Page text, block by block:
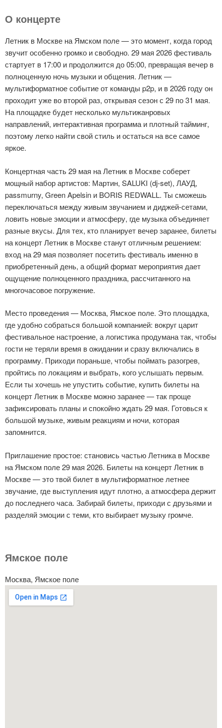
О концерте
Летник в Москве на Ямском поле — это момент, когда город
звучит особенно громко и свободно. 29 мая 2026 фестиваль
стартует в 17:00 и продолжится до 05:00, превращая вечер в
полноценную ночь музыки и общения. Летник —
мультиформатное событие от команды p2p, и в 2026 году он
проходит уже во второй раз, открывая сезон с 29 по 31 мая.
На площадке будет несколько мультижанровых
направлений, интерактивная программа и плотный тайминг,
поэтому легко найти свой стиль и остаться на все самое
яркое.
Концертная часть 29 мая на Летник в Москве соберет
мощный набор артистов: Мартин, SALUKI (dj-set), ЛАУД,
passmurny, Green Apelsin и BORIS REDWALL. Ты сможешь
переключаться между живым звучанием и диджей-сетами,
ловить новые эмоции и атмосферу, где музыка объединяет
разные вкусы. Для тех, кто планирует вечер заранее, билеты
на концерт Летник в Москве станут отличным решением:
вход на 29 мая позволяет посетить фестиваль именно в
приобретенный день, а общий формат мероприятия дает
ощущение полноценного праздника, рассчитанного на
многочасовое погружение.
Место проведения — Москва, Ямское поле. Это площадка,
где удобно собраться большой компанией: вокруг царит
фестивальное настроение, а логистика продумана так, чтобы
гости не теряли время в ожидании и сразу включались в
программу. Приходи пораньше, чтобы поймать разогрев,
пройтись по локациям и выбрать, кого услышать первым.
Если ты хочешь не упустить событие, купить билеты на
концерт Летник в Москве можно заранее — так проще
зафиксировать планы и спокойно ждать 29 мая. Готовься к
большой музыке, живым реакциям и ночи, которая
запомнится.
Приглашение простое: становись частью Летника в Москве
на Ямском поле 29 мая 2026. Билеты на концерт Летник в
Москве — это твой билет в мультиформатное летнее
звучание, где выступления идут плотно, а атмосфера держит
до последнего часа. Забирай билеты, приходи с друзьями и
разделяй эмоции с теми, кто выбирает музыку громче.
Ямское поле
Москва, Ямское поле